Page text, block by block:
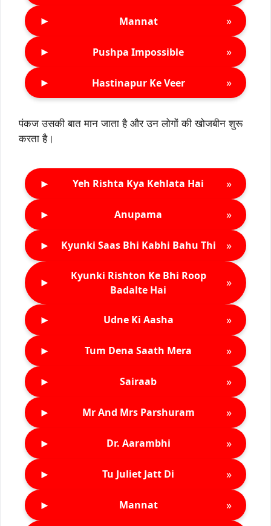
► Mannat »
► Pushpa Impossible »
► Hastinapur Ke Veer »
पंकज उसकी बात मान जाता है और उन लोगों की खोजबीन शुरू
करता है।
► Yeh Rishta Kya Kehlata Hai »
► Anupama »
► Kyunki Saas Bhi Kabhi Bahu Thi »
►
Kyunki Rishton Ke Bhi Roop
Badalte Hai
»
► Udne Ki Aasha »
► Tum Dena Saath Mera »
► Sairaab »
► Mr And Mrs Parshuram »
► Dr. Aarambhi »
► Tu Juliet Jatt Di »
► Mannat »